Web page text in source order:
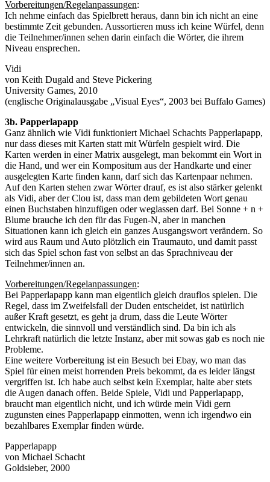
Vorbereitungen/Regelanpassungen:
Ich nehme einfach das Spielbrett heraus, dann bin ich nicht an eine
bestimmte Zeit gebunden. Aussortieren muss ich keine Würfel, denn
die Teilnehmer/innen sehen darin einfach die Wörter, die ihrem
Niveau ensprechen.
Vidi
von Keith Dugald and Steve Pickering
University Games, 2010
(englische Originalausgabe „Visual Eyes“, 2003 bei Buffalo Games)
3b. Papperlapapp
Ganz ähnlich wie Vidi funktioniert Michael Schachts Papperlapapp,
nur dass dieses mit Karten statt mit Würfeln gespielt wird. Die
Karten werden in einer Matrix ausgelegt, man bekommt ein Wort in
die Hand, und wer ein Kompositum aus der Handkarte und einer
ausgelegten Karte finden kann, darf sich das Kartenpaar nehmen.
Auf den Karten stehen zwar Wörter drauf, es ist also stärker gelenkt
als Vidi, aber der Clou ist, dass man dem gebildeten Wort genau
einen Buchstaben hinzufügen oder weglassen darf. Bei Sonne + n +
Blume brauche ich den für das Fugen-N, aber in manchen
Situationen kann ich gleich ein ganzes Ausgangswort verändern. So
wird aus Raum und Auto plötzlich ein Traumauto, und damit passt
sich das Spiel schon fast von selbst an das Sprachniveau der
Teilnehmer/innen an.
Vorbereitungen/Regelanpassungen:
Bei Papperlapapp kann man eigentlich gleich drauflos spielen. Die
Regel, dass im Zweifelsfall der Duden entscheidet, ist natürlich
außer Kraft gesetzt, es geht ja drum, dass die Leute Wörter
entwickeln, die sinnvoll und verständlich sind. Da bin ich als
Lehrkraft natürlich die letzte Instanz, aber mit sowas gab es noch nie
Probleme.
Eine weitere Vorbereitung ist ein Besuch bei Ebay, wo man das
Spiel für einen meist horrenden Preis bekommt, da es leider längst
vergriffen ist. Ich habe auch selbst kein Exemplar, halte aber stets
die Augen danach offen. Beide Spiele, Vidi und Papperlapapp,
braucht man eigentlich nicht, und ich würde mein Vidi gern
zugunsten eines Papperlapapp einmotten, wenn ich irgendwo ein
bezahlbares Exemplar finden würde.
Papperlapapp
von Michael Schacht
Goldsieber, 2000